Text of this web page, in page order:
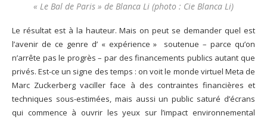
« Le Bal de Paris » de Blanca Li (photo : Cie Blanca Li)
Le résultat est à la hauteur. Mais on peut se demander quel est
l’avenir de ce genre d’ « expérience » soutenue – parce qu’on
n’arrête pas le progrès – par des financements publics autant que
privés. Est-ce un signe des temps : on voit le monde virtuel Meta de
Marc Zuckerberg vaciller face à des contraintes financières et
techniques sous-estimées, mais aussi un public saturé d’écrans
qui commence à ouvrir les yeux sur l’impact environnemental